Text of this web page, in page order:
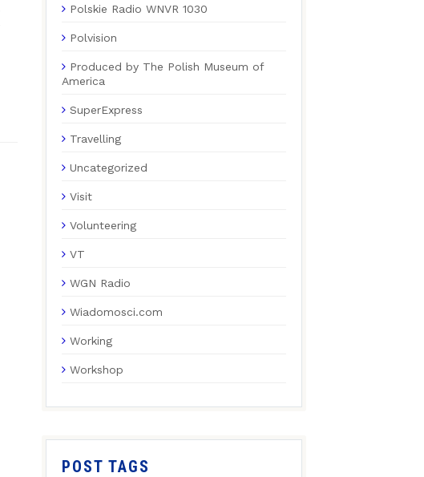
Polskie Radio WNVR 1030
Polvision
Produced by The Polish Museum of
America
SuperExpress
Travelling
Uncategorized
Visit
Volunteering
VT
WGN Radio
Wiadomosci.com
Working
Workshop
POST TAGS